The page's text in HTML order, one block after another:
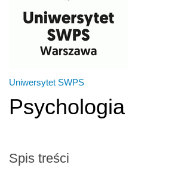
Uniwersytet SWPS
Psychologia
Spis treści